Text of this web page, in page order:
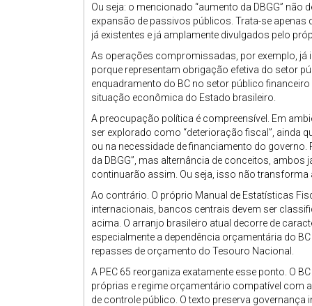
Ou seja: o mencionado “aumento da DBGG”
expansão de passivos públicos. Trata-se
já existentes e já amplamente divulgados pelo
As operações compromissadas, por exemplo, já
porque representam obrigação efetiva do setor
enquadramento do BC no setor público
situação econômica do Estado brasileiro.
A preocupação política é compreensível. Em
ser explorado como “deterioração fiscal”, ainda
ou na necessidade de financiamento do governo.
da DBGG”, mas alternância de conceitos,
continuarão assim. Ou seja, isso não transforma
Ao contrário. O próprio Manual de Estatísticas
internacionais, bancos centrais devem ser
acima. O arranjo brasileiro atual decorre de
especialmente a dependência orçamentária do
repasses de orçamento do Tesouro Nacional.
A PEC 65 reorganiza exatamente esse ponto. O
próprias e regime orçamentário compatível com
de controle público. O texto preserva